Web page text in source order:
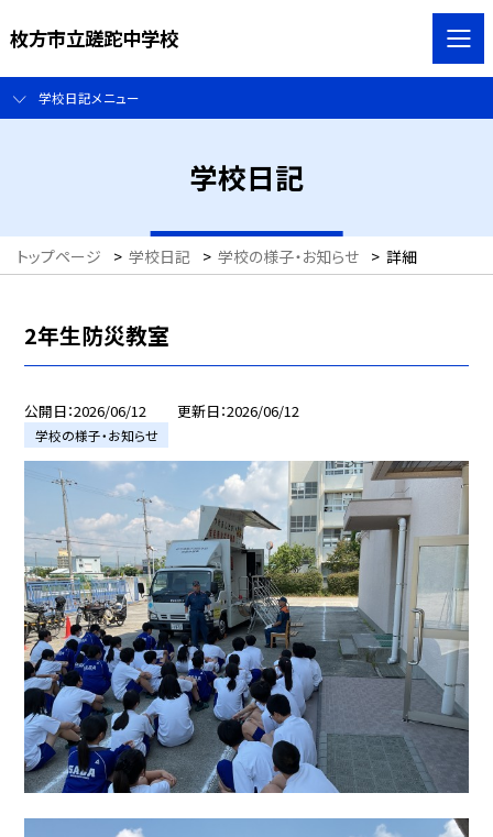
枚方市立蹉跎中学校
学校日記メニュー
学校日記
トップページ > 学校日記 > 学校の様子・お知らせ > 詳細
2年生防災教室
公開日 2026/06/12 更新日 2026/06/12
学校の様子・お知らせ